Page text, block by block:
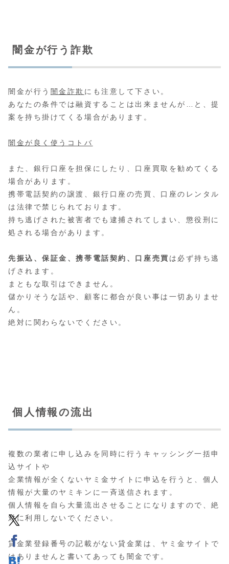
闇金が行う詐欺
闇金が行う 闇金詐欺 にも注意して下さい。
あなたの条件では融資することは出来ませんが…と、提
案を持ち掛けてくる場合があります。
闇金が良く使うコトバ
また、銀行口座を担保にしたり、口座買取を勧めてくる
場合があります。
携帯電話契約の譲渡、銀行口座の売買、口座のレンタル
は法律で禁じられております。
持ち逃げされた被害者でも逮捕されてしまい、懲役刑に
処される場合があります。
先振込、保証金、携帯電話契約、口座売買 は必ず持ち逃
げされます。
まともな取引はできません。
儲かりそうな話や、顧客に都合が良い事は一切ありませ
ん。
絶対に関わらないでください。
個人情報の流出
複数の業者に申し込みを同時に行うキャッシング一括申
込サイトや
企業情報が全くないヤミ金サイトに申込を行うと、個人
情報が大量のヤミキンに一斉送信されます。
個人情報を自ら大量流出させることになりますので、絶
対に利用しないでください。
貸金業登録番号の記載がない貸金業は、ヤミ金サイトで
はありませんと書いてあっても闇金です。